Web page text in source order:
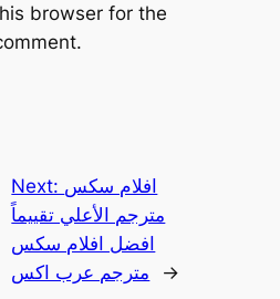
browser for the
Next: افلام سكس
مترجم الأعلي تقييماً
افضل افلام سكس
مترجم عرب اكس
→